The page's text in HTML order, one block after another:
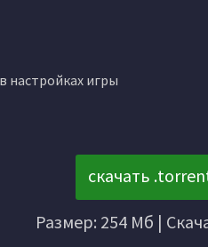
настройках игры
скачать
Размер: 254 Мб |